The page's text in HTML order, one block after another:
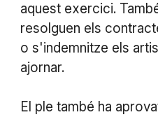
aquest exercici.
resolguen els
o s'indemnitze els
ajornar.
El ple també ha